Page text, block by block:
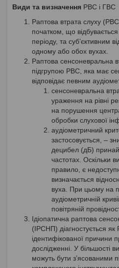
Види та визначення РВС і ГВС
Раптова втрата слуху
початком, що
періоду, та суб’єктивним
одному або обох вухах.
Раптова сенсоневральна
підгрупою РВС, яка має
відповідає певним
сенсоневральна
ураження на рівні
на порушення
обробки слухової
аудіометричний
застосовується, –
децибел (дБ)
частотах. Оскільки
правило, є
визначається
вуха. При цьому на
аудіометричній
повітряній
Ідіопатична раптова
(ІРСНП) діагностується як
ідентифікованої причини
дослідженні. У більшості
можуть бути з’ясованими